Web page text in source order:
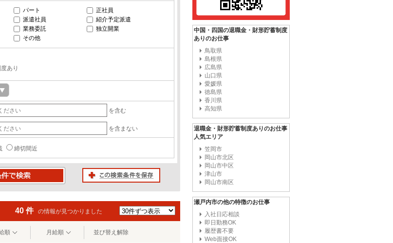
パート
正社員
派遣社員
紹介予定派遣
業務委託
独立開業
その他
あり
を含む
を含まない
締切間近
40 件 の情報が見つかりました
順 月給順 並び替え解除
中国・四国の退職金・財形貯蓄制度
ありのお仕事
鳥取県
島根県
広島県
山口県
愛媛県
徳島県
香川県
高知県
退職金・財形貯蓄制度ありのお仕事
人気エリア
笠岡市
岡山市北区
岡山市中区
津山市
岡山市南区
瀬戸内市の他の特徴のお仕事
入社日応相談
即日勤務OK
履歴書不要
Web面接OK